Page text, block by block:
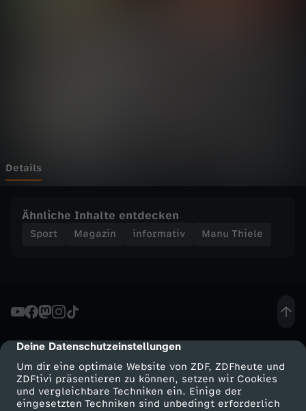
cmp-dialog-description
Deine Datenschutzeinstellungen
Um dir eine optimale Website von ZDF, ZDFheute und
ZDFtivi präsentieren zu können, setzen wir Cookies
und vergleichbare Techniken ein. Einige der
eingesetzten Techniken sind unbedingt erforderlich
o
p
p
m
F
a
d
Details
Ähnliche Inhalte entdecken
Sport Magazin informativ Manu Thiele